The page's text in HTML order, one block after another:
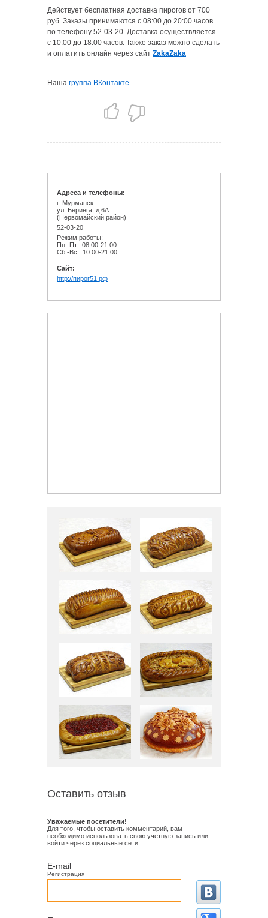
Действует бесплатная доставка пирогов от 700
руб. Заказы принимаются с 08:00 до 20:00 часов
по телефону 52-03-20. Доставка осуществляется
с 10:00 до 18:00 часов. Также заказ можно сделать
и оплатить онлайн через сайт ZakaZaka
Наша группа ВКонтакте
Адреса и телефоны:
г. Мурманск
ул. Беринга, д.6А
(Первомайский район)
52-03-20
Режим работы:
Пн.-Пт.: 08:00-21:00
Сб.-Вс.: 10:00-21:00
Cайт:
http://пирог51.рф
Оставить отзыв
Уважаемые посетители!
Для того, чтобы оставить комментарий, вам
необходимо использовать свою учетную запись или
войти через социальные сети.
E-mail
Регистрация